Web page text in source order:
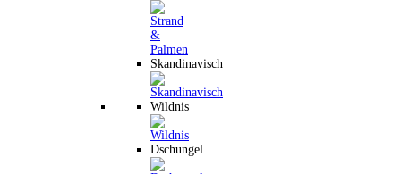
Skandinavisch
Wildnis
Dschungel